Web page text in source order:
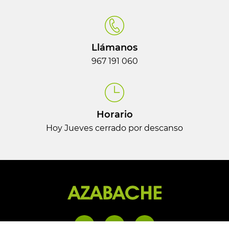
Llámanos
967 191 060
Horario
Hoy Jueves cerrado por descanso